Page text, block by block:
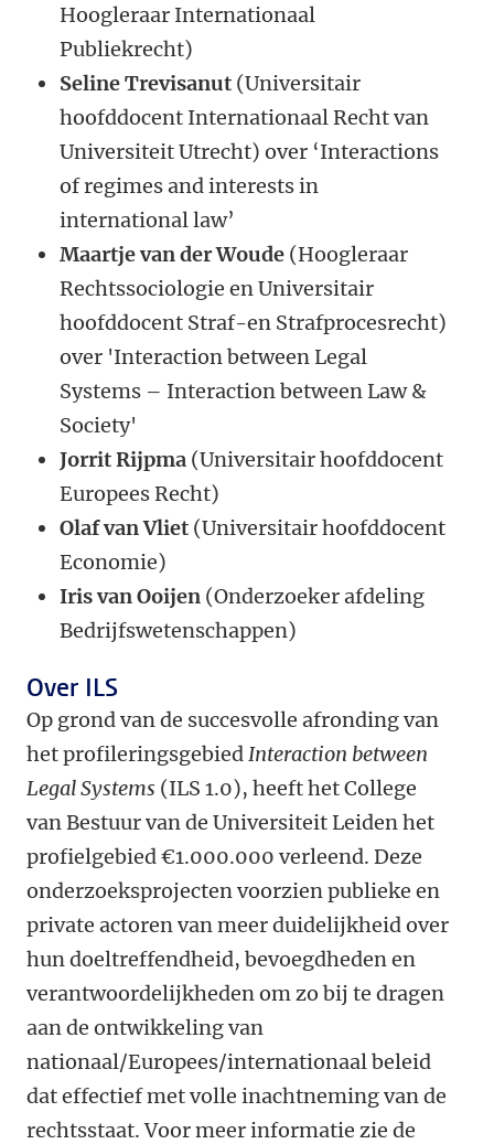
Hoogleraar Internationaal
Publiekrecht)
Seline Trevisanut (Universitair
hoofddocent Internationaal Recht van
Universiteit Utrecht) over ‘Interactions
of regimes and interests in
international law’
Maartje van der Woude (Hoogleraar
Rechtssociologie en Universitair
hoofddocent Straf-en Strafprocesrecht)
over 'Interaction between Legal
Systems – Interaction between Law &
Society'
Jorrit Rijpma (Universitair hoofddocent
Europees Recht)
Olaf van Vliet (Universitair hoofddocent
Economie)
Iris van Ooijen (Onderzoeker afdeling
Bedrijfswetenschappen)
Over ILS
Op grond van de succesvolle afronding van
het profileringsgebiedInteraction between
Legal Systems (ILS 1.0), heeft het College
van Bestuur van de Universiteit Leiden het
profielgebied €1.000.000 verleend. Deze
onderzoeksprojecten voorzien publieke en
private actoren van meer duidelijkheid over
hun doeltreffendheid, bevoegdheden en
verantwoordelijkheden om zo bij te dragen
aan de ontwikkeling van
nationaal/Europees/internationaal beleid
dat effectief met volle inachtneming van de
rechtsstaat. Voor meer informatie zie de